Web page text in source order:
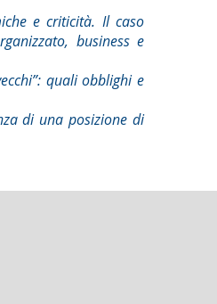
e criticità. Il caso
business e
quali obblighi e
di una posizione di